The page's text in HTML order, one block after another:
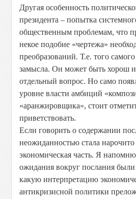
Другая особенность
президента – попытка
общественным проблемам, что
некое подобие «чертежа»
преобразований. Т.е. того
замысла. Он может быть хорош
отдельный вопрос. Но само
уровне власти амбиций
«аранжировщика», стоит
приветствовать.
Если говорить о содержании
неожиданностью стала нарочито
экономическая часть. Я
ожидания вокруг послания были
какую интерпретацию
антикризисной политики